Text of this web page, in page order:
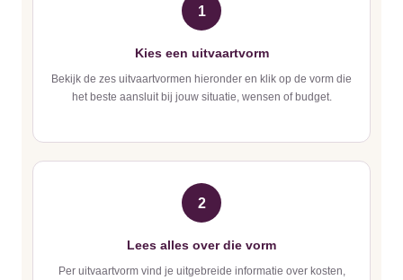
1
Kies een uitvaartvorm
Bekijk de zes uitvaartvormen hieronder en klik op de vorm die
het beste aansluit bij jouw situatie, wensen of budget.
2
Lees alles over die vorm
Per uitvaartvorm vind je uitgebreide informatie over kosten,